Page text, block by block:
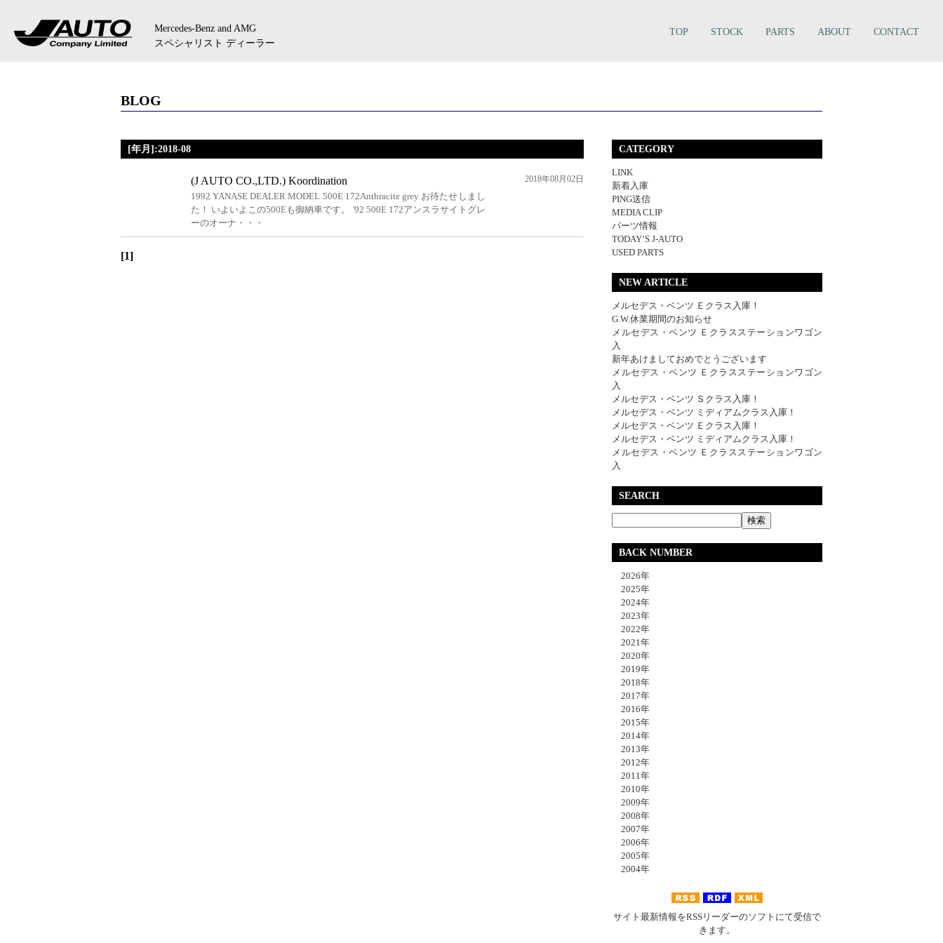
Mercedes-Benz and AMG
スペシャリスト ディーラー
TOP STOCK PARTS ABOUT CONTACT
BLOG
[年月]:2018-08
(J AUTO CO.,LTD.) Koordination
1992 YANASE DEALER MODEL 500E 172Anthracite grey お待たせしまし
た！ いよいよこの500Eも御納車です。 '92 500E 172アンスラサイトグレ
ーのオーナ・・・
2018年08月02日
[1]
CATEGORY
LINK
新着入庫
PING送信
MEDIA CLIP
パーツ情報
TODAY’S J-AUTO
USED PARTS
NEW ARTICLE
メルセデス・ベンツ Ｅクラス入庫！
G.W.休業期間のお知らせ
メルセデス・ベンツ Ｅクラスステーションワゴン
入
新年あけましておめでとうございます
メルセデス・ベンツ Ｅクラスステーションワゴン
入
メルセデス・ベンツ Ｓクラス入庫！
メルセデス・ベンツ ミディアムクラス入庫！
メルセデス・ベンツ Ｅクラス入庫！
メルセデス・ベンツ ミディアムクラス入庫！
メルセデス・ベンツ Ｅクラスステーションワゴン
入
SEARCH
BACK NUMBER
2026年
2025年
2024年
2023年
2022年
2021年
2020年
2019年
2018年
2017年
2016年
2015年
2014年
2013年
2012年
2011年
2010年
2009年
2008年
2007年
2006年
2005年
2004年
サイト最新情報をRSSリーダーのソフトにて受信で
きます。